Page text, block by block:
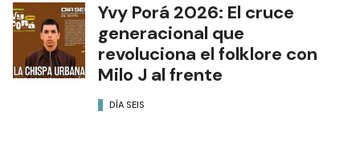
Yvy Porá 2026: El cruce
generacional que
revoluciona el folklore con
Milo J al frente
DÍA SEIS